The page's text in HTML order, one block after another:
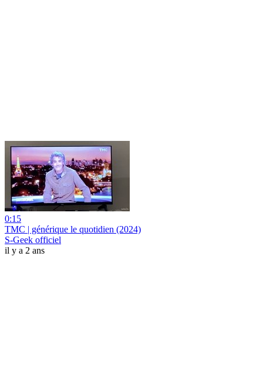
0:15
TMC | générique le quotidien (2024)
S-Geek officiel
il y a 2 ans